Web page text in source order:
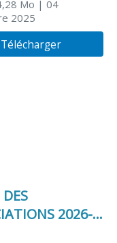
Mo | 04
2025
Télécharger
2026-